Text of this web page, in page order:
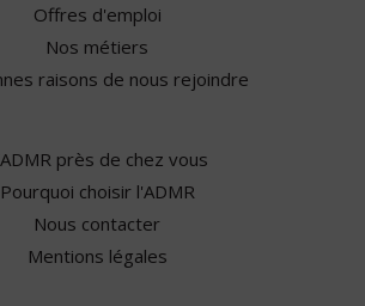
Offres d'emploi
Nos métiers
raisons de nous rejoindre
près de chez vous
Pourquoi choisir l'ADMR
Nous contacter
Mentions légales